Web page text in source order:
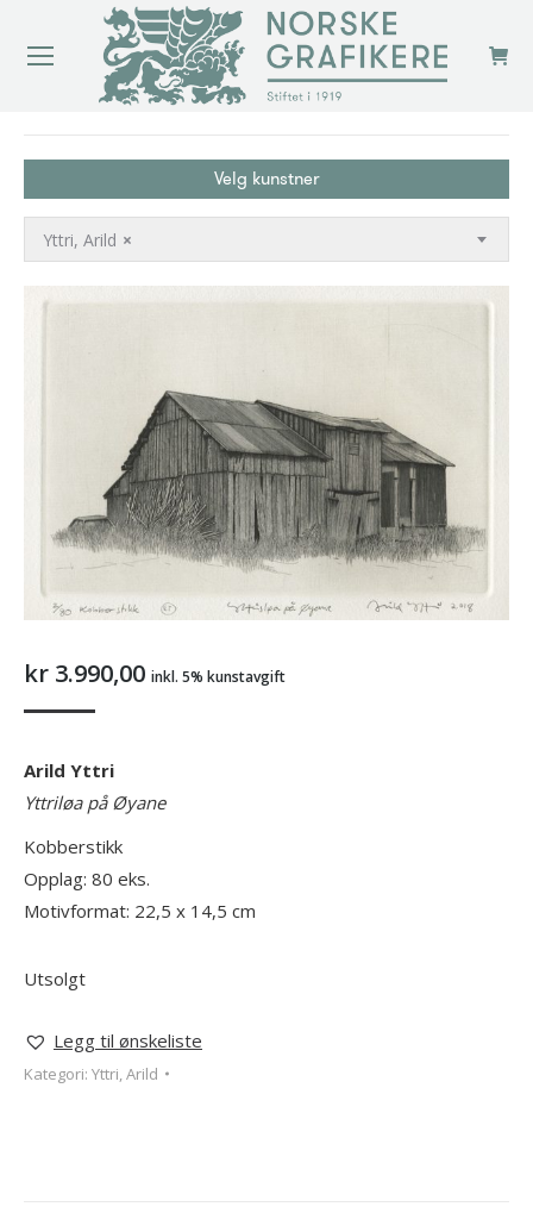
Velg kunstner
×
Yttri, Arild
kr 3.990,00 inkl. 5% kunstavgift
Arild Yttri
Yttriløa på Øyane
Kobberstikk
Opplag: 80 eks.
Motivformat: 22,5 x 14,5 cm
Utsolgt
Legg til ønskeliste
Kategori: Yttri, Arild